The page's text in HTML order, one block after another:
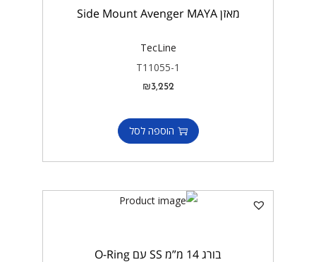
מאזן Side Mount Avenger MAYA
TecLine
T11055-1
₪3,252
הוספה לסל
בורג 14 מ”מ SS עם O-Ring